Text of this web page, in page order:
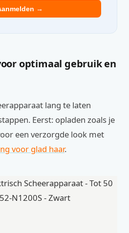
→
optimaal gebruik en
lang te laten
Eerst: opladen zoals je
een verzorgde look met
voor glad haar.